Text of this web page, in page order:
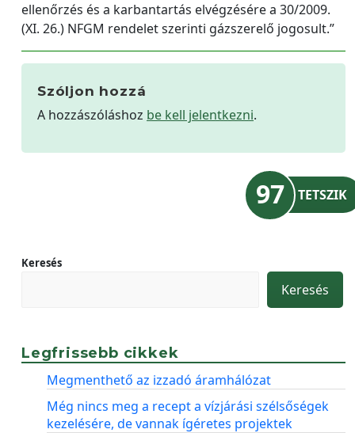
ellenőrzés és a karbantartás elvégzésére a 30/2009.
(XI. 26.) NFGM rendelet szerinti gázszerelő jogosult.”
Szóljon hozzá
A hozzászóláshoz be kell jelentkezni.
97 TETSZIK
Keresés
Keresés
Legfrissebb cikkek
Megmenthető az izzadó áramhálózat
Még nincs meg a recept a vízjárási szélsőségek
kezelésére, de vannak ígéretes projektek